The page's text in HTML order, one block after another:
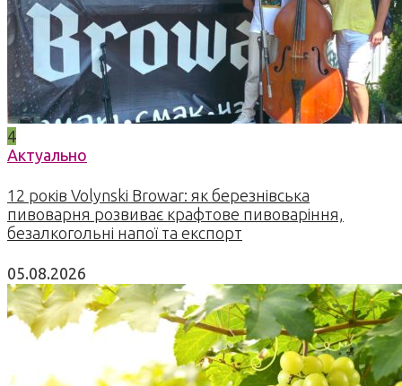
4
Актуально
12 років Volynski Browar: як березнівська
пивоварня розвиває крафтове пивоваріння,
безалкогольні напої та експорт
05.08.2026